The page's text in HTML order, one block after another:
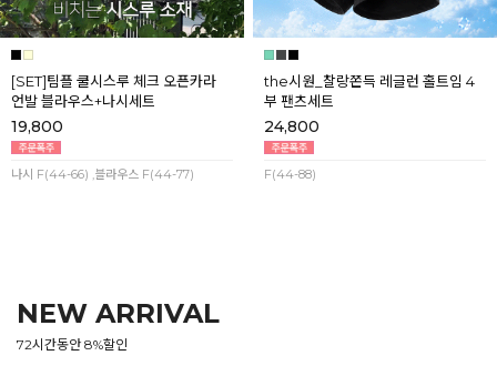
[SET]팀플 쿨시스루 체크 오픈카라
언발 블라우스+나시세트
19,800
나시 F(44-66) ,블라우스 F(44-77)
the시원_찰랑쫀득 레글런 홀트임 4
부 팬츠세트
24,800
F(44-88)
NEW ARRIVAL
72시간동안 8%할인